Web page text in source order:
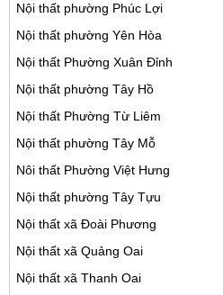
Nội thất phường Phúc Lợi
Nội thất phường Yên Hòa
Nội thất Phường Xuân Đỉnh
Nội thất phường Tây Hồ
Nội thất Phường Từ Liêm
Nội thất phường Tây Mỗ
Nôi thất Phường Việt Hưng
Nội thất phường Tây Tựu
Nội thất xã Đoài Phương
Nội thất xã Quảng Oai
Nội thất xã Thanh Oai